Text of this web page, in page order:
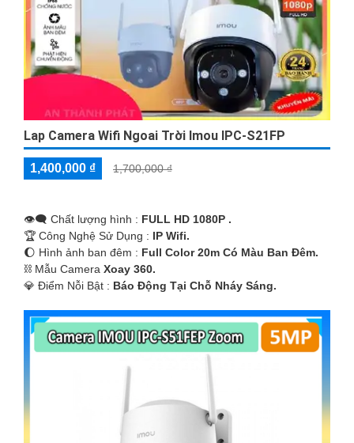
Lap Camera Wifi Ngoai Trời Imou IPC-S21FP
1,400,000 ₫ 1,700,000 ₫
👁️‍🗨 Chất lượng hình : FULL HD 1080P .
🏆 Công Nghệ Sử Dụng : IP Wifi.
🌔 Hình ảnh ban đêm : Full Color 20m Có Màu Ban Ðêm.
⛓ Mẫu Camera Xoay 360.
️💎 Điểm Nỗi Bật : Báo Động Tại Chỗ Nháy Sáng.